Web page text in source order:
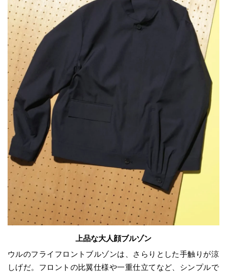
上品な大人顔ブルゾン
ウルのフライフロントブルゾンは、さらりとした手触りが涼
しげだ。フロントの比翼仕様や一重仕立てなど、シンプルで